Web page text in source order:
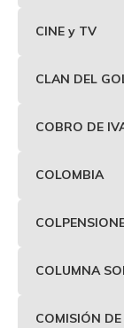
CINE y TV
CLAN DEL
COBRO DE
COLOMBIA
COLUMNA
COMISIÓN